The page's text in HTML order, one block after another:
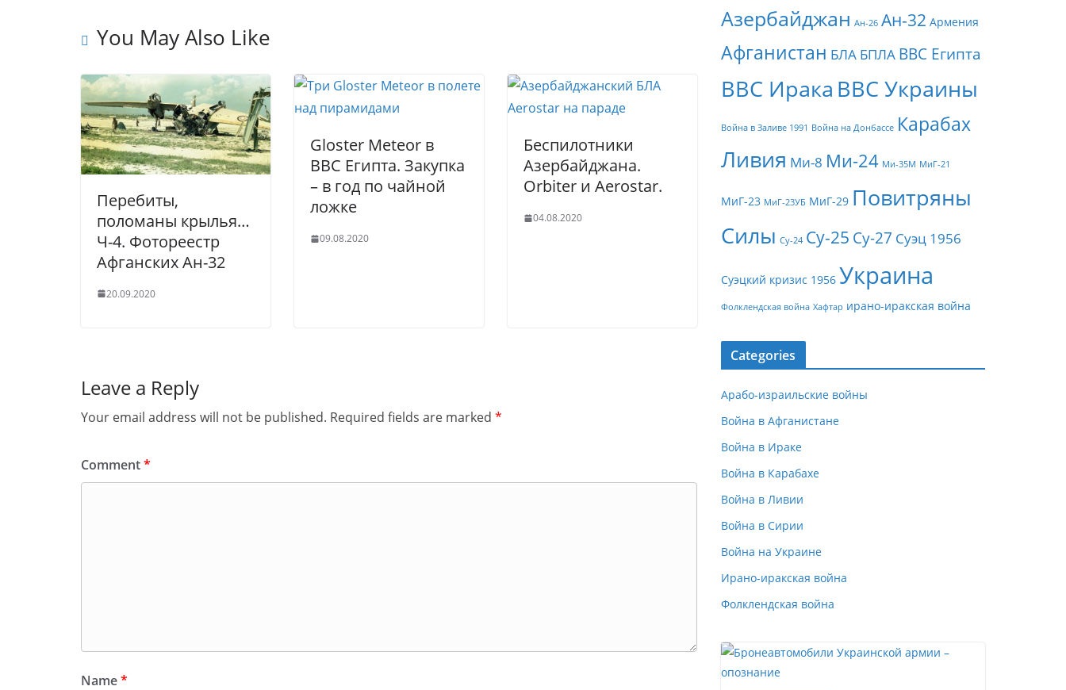
r
al
a
ni
ki
o
k
You May Also Like
Перебиты,
поломаны крылья…
Ч-4. Фотореестр
Афганских Ан-32
20.09.2020
Gloster Meteor в
ВВС Египта. Закупка
– в год по чайной
ложке
09.08.2020
Беспилотники
Азербайджана.
Orbiter и Aerostar.
04.08.2020
Leave a Reply
Your email address will not be published. Required fields are marked *
Comment*
Name*
Азербайджан Ан-26 Ан-32 Армения
Афганистан БЛА БПЛА ВВС Египта
ВВС Ирака ВВС Украины
Война в Заливе 1991 Война на Донбассе Карабах
Ливия Ми-8 Ми-24 Ми-35М МиГ-21
МиГ-23 МиГ-23УБ МиГ-29 Повитряны
Силы Су-24 Су-25 Су-27 Суэц 1956
Суэцкий кризис 1956 Украина
Фолклендская война Хафтар ирано-иракская война
Categories
Арабо-израильские войны
Война в Афганистане
Война в Ираке
Война в Карабахе
Война в Ливии
Война в Сирии
Война на Украине
Ирано-иракская война
Фолклендская война